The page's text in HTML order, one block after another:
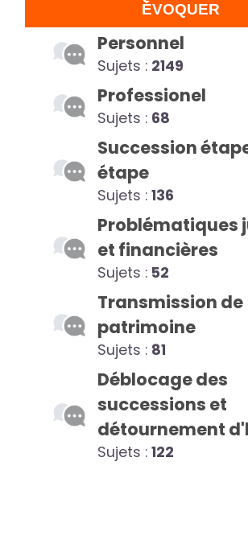
ÉVOQUER
Personnel
Sujets : 2149
Professionel
Sujets : 68
Succession
étape
Sujets : 136
Problématiques
et financières
Sujets : 52
Transmission de
patrimoine
Sujets : 81
Déblocage des
successions et
détournement
Sujets : 122